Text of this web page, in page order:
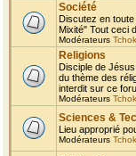
Société
Discutez en
Mixité" Tout ceci
Modérateurs
Religions
Disciple de
du thème des
interdit sur ce
Modérateurs
Sciences &
Lieu approprié
Modérateurs